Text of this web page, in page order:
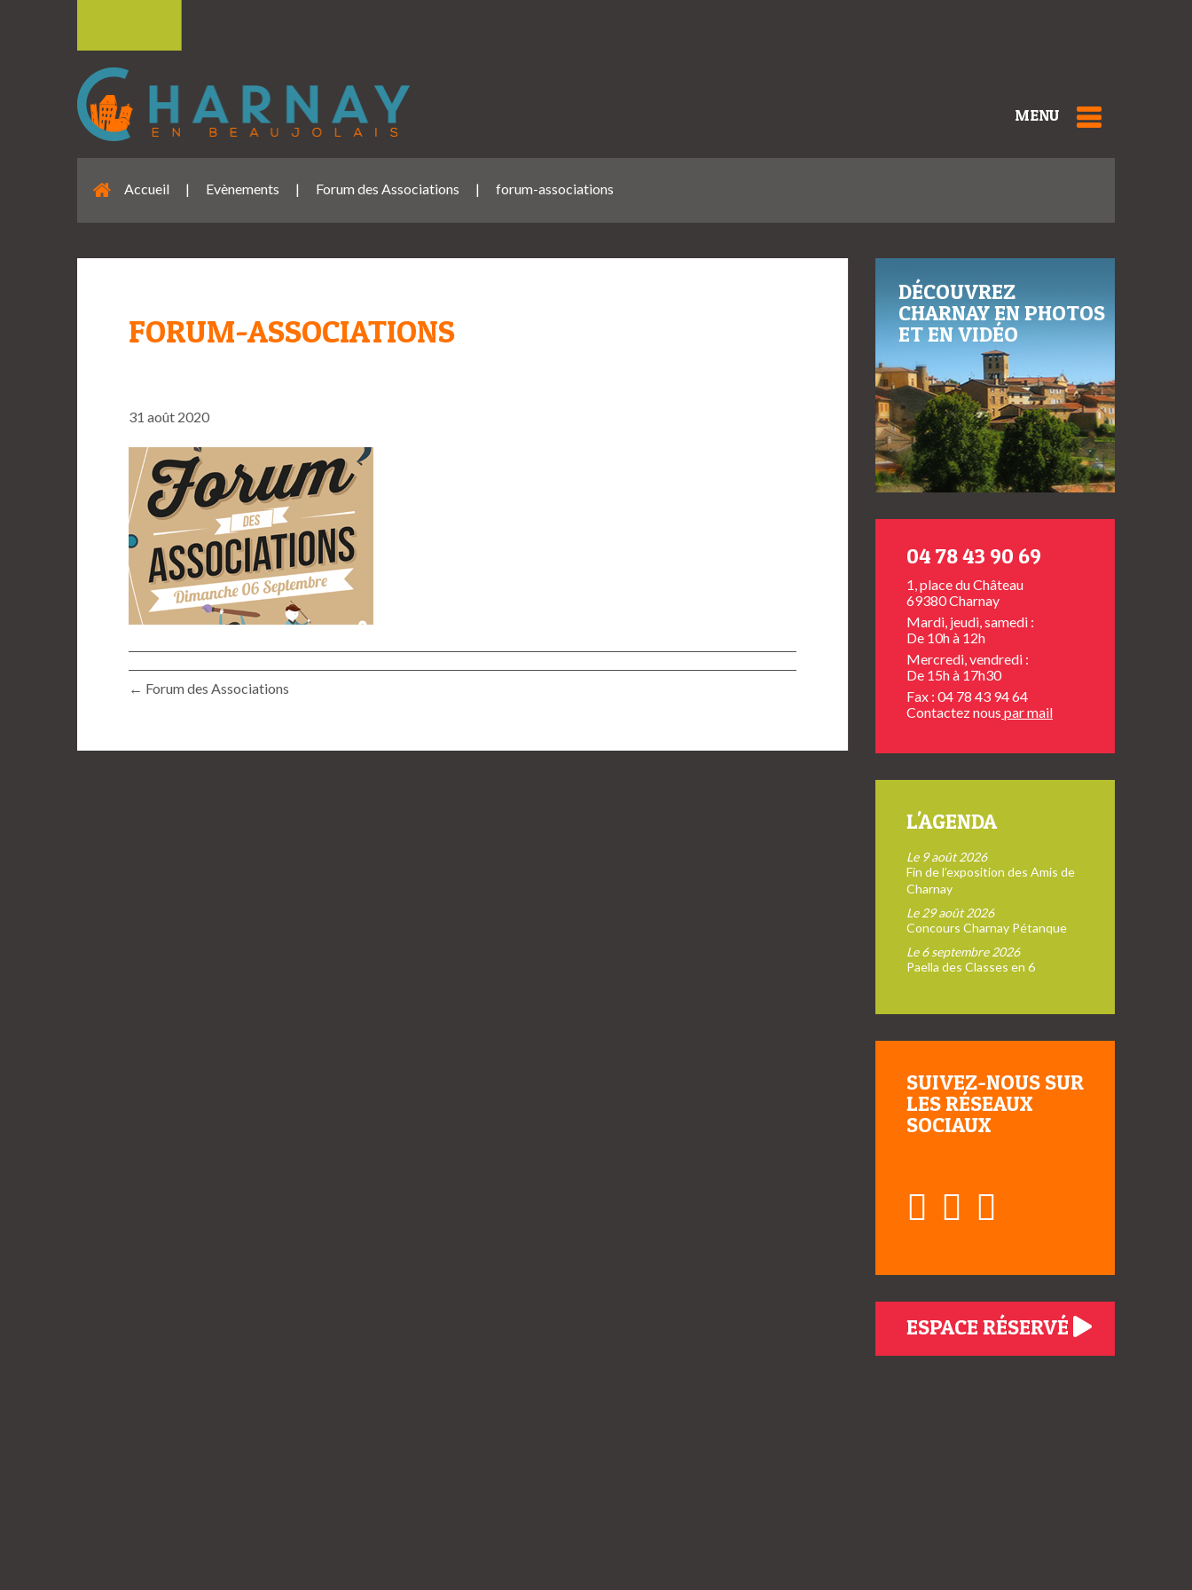
MENU
Accueil | Evènements | Forum des Associations | forum-associations
FORUM-ASSOCIATIONS
31 août 2020
← Forum des Associations
DÉCOUVREZ
CHARNAY EN PHOTOS
ET EN VIDÉO
04 78 43 90 69
1, place du Château
69380 Charnay
Mardi, jeudi, samedi :
De 10h à 12h
Mercredi, vendredi :
De 15h à 17h30
Fax : 04 78 43 94 64
Contactez nous par mail
L'AGENDA
Le 9 août 2026
Fin de l’exposition des Amis de
Charnay
Le 29 août 2026
Concours Charnay Pétanque
Le 6 septembre 2026
Paella des Classes en 6
SUIVEZ-NOUS SUR
LES RÉSEAUX
SOCIAUX
ESPACE RÉSERVÉ